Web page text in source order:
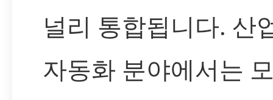
널리 통합됩니다. 산
자동화 분야에서는